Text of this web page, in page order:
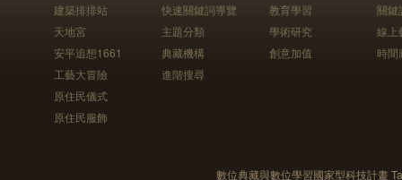
建築排排站
天地宮
安平追想1661
工藝大冒險
原住民儀式
原住民服飾
快速關鍵詞導覽
主題分類
典藏機構
進階搜尋
教育學習
學術研究
創意加值
關鍵
線上
時間
數位典藏與數位學習國家型科技計畫